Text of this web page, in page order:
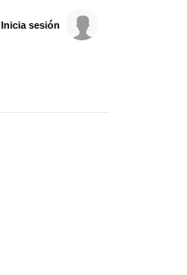
Inicia sesión